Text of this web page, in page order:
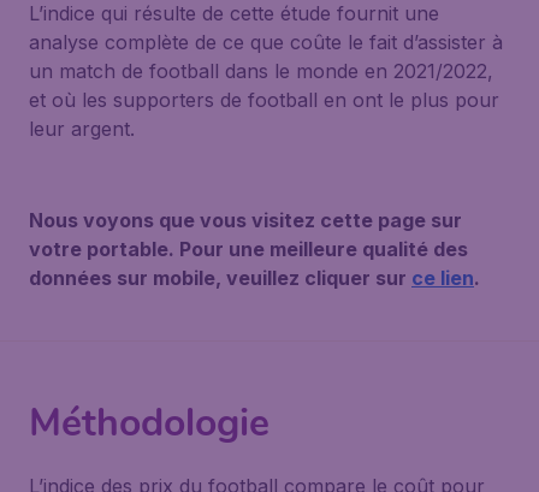
L’indice qui résulte de cette étude fournit une
analyse complète de ce que coûte le fait d’assister à
un match de football dans le monde en 2021/2022,
et où les supporters de football en ont le plus pour
leur argent.
Nous voyons que vous visitez cette page sur
votre portable. Pour une meilleure qualité des
données sur mobile, veuillez cliquer sur ce lien.
Méthodologie
L’indice des prix du football compare le coût pour